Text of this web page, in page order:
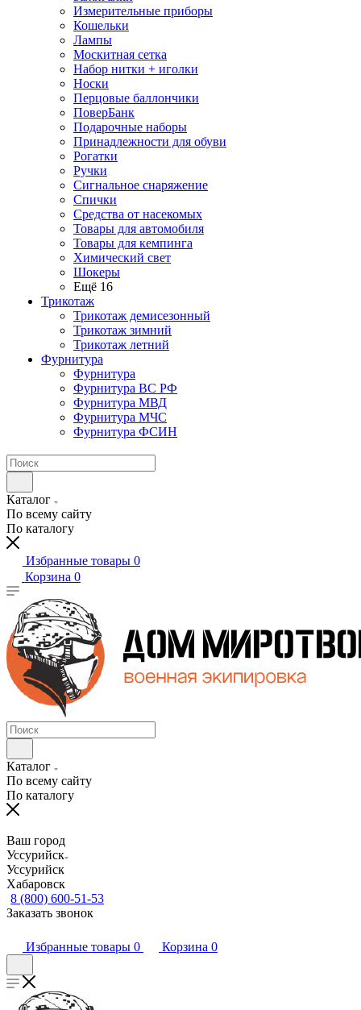
Измерительные приборы
Кошельки
Лампы
Москитная сетка
Набор нитки + иголки
Носки
Перцовые баллончики
ПоверБанк
Подарочные наборы
Принадлежности для обуви
Рогатки
Ручки
Сигнальное снаряжение
Спички
Средства от насекомых
Товары для автомобиля
Товары для кемпинга
Химический свет
Шокеры
Ещё 16
Трикотаж
Трикотаж демисезонный
Трикотаж зимний
Трикотаж летний
Фурнитура
Фурнитура
Фурнитура ВС РФ
Фурнитура МВД
Фурнитура МЧС
Фурнитура ФСИН
Каталог
По всему сайту
По каталогу
Избранные товары 0
Корзина 0
Каталог
По всему сайту
По каталогу
Ваш город
Уссурийск
Уссурийск
Хабаровск
8 (800) 600-51-53
Заказать звонок
Избранные товары 0 Корзина 0